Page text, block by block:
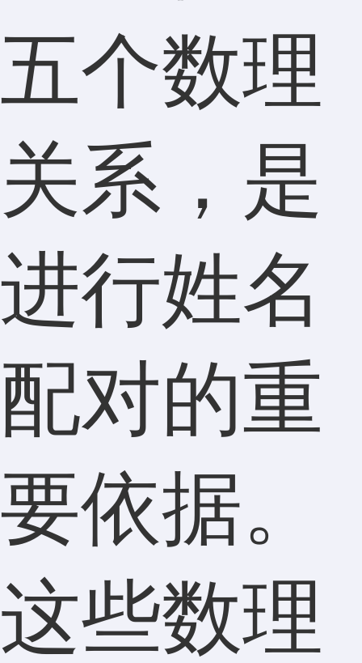
五个数理
关系，是
进行姓名
配对的重
要依据。
这些数理